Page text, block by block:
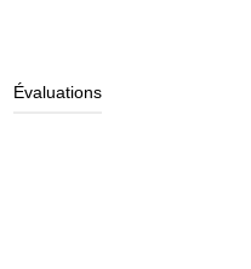
Évaluations